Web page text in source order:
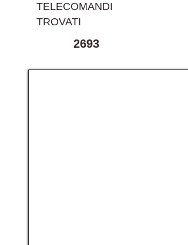
TELECOMANDI
TROVATI
2693